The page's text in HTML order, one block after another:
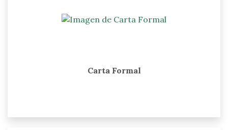
Carta Formal